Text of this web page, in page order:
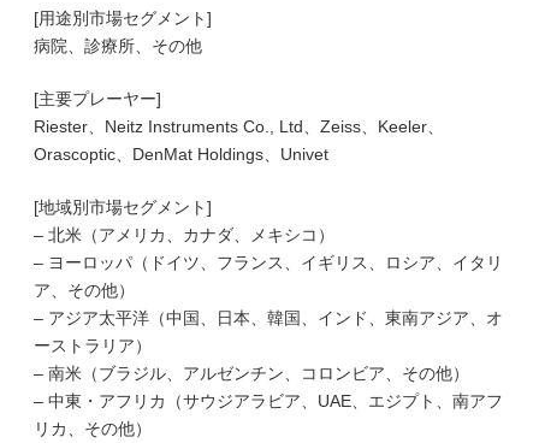
[用途別市場セグメント]
病院、診療所、その他
[主要プレーヤー]
Riester、Neitz Instruments Co., Ltd、Zeiss、Keeler、
Orascoptic、DenMat Holdings、Univet
[地域別市場セグメント]
– 北米（アメリカ、カナダ、メキシコ）
– ヨーロッパ（ドイツ、フランス、イギリス、ロシア、イタリ
ア、その他）
– アジア太平洋（中国、日本、韓国、インド、東南アジア、オ
ーストラリア）
– 南米（ブラジル、アルゼンチン、コロンビア、その他）
– 中東・アフリカ（サウジアラビア、UAE、エジプト、南アフ
リカ、その他）